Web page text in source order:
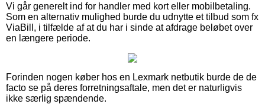
Vi går generelt ind for handler med kort eller mobilbetaling.
Som en alternativ mulighed burde du udnytte et tilbud som fx
ViaBill, i tilfælde af at du har i sinde at afdrage beløbet over
en længere periode.
Forinden nogen køber hos en Lexmark netbutik burde de de
facto se på deres forretningsaftale, men det er naturligvis
ikke særlig spændende.